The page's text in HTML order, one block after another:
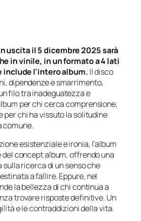
in uscita il 5 dicembre 2025 sarà
in vinile, in un formato a 4 lati
include l’intero album. Il disco
dipendenze e smarrimento,
filo tra inadeguatezza e
per chi cerca comprensione,
per chi ha vissuto la solitudine
comune.
esistenziale e ironia, l’album
concept album, offrendo una
ricerca di un senso che
a fallire. Eppure, nel
la bellezza di chi continua a
trovare risposte definitive. Un
e le contraddizioni della vita.